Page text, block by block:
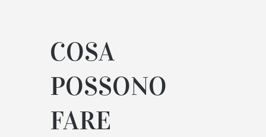
COSA
POSSONO
FARE